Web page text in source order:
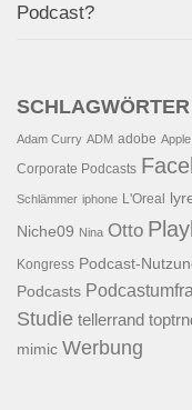
Podcast?
SCHLAGWÖRTER
Adam Curry ADM adobe Apple
Corporate Podcasts
Schlämmer iphone L'Oreal
Niche09 Nina Otto
Kongress Podcast-
Podcasts
Studie tellerrand
mimic Werbung